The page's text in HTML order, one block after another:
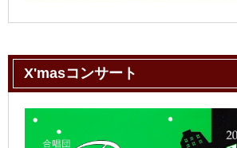
X'masコンサート